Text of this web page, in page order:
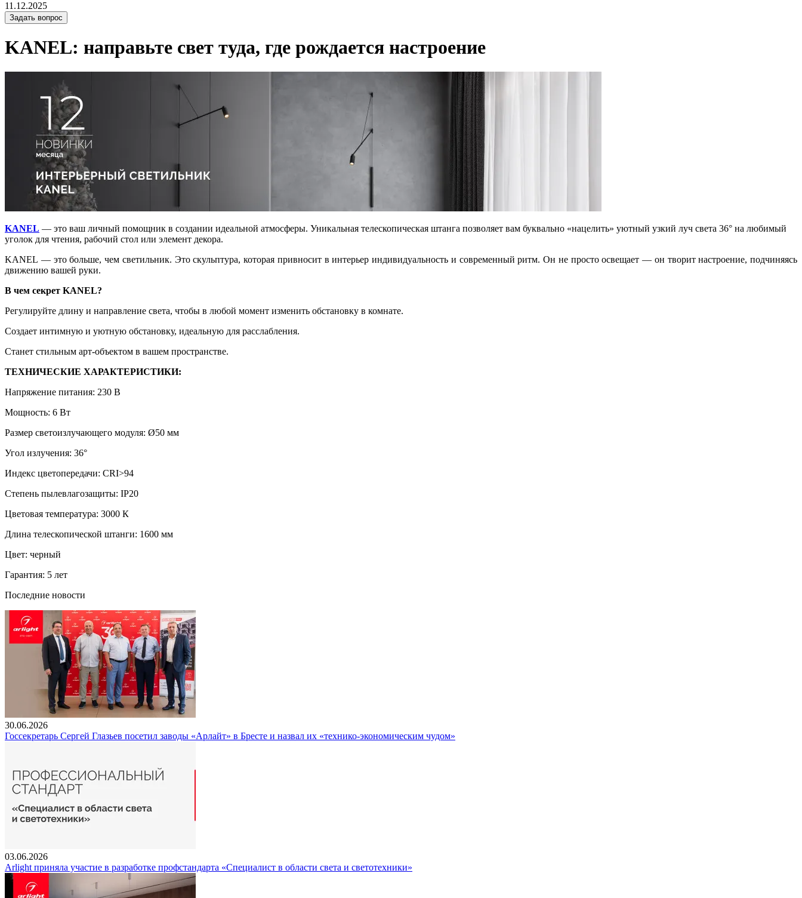
11.12.2025
Задать вопрос
KANEL: направьте свет туда, где рождается настроение
KANEL — это ваш личный помощник в создании идеальной атмосферы. Уникальная телескопическая штанга позволяет вам буквально «нацелить» уютный узкий луч света 36° на любимый
уголок для чтения, рабочий стол или элемент декора.
KANEL — это больше, чем светильник. Это скульптура, которая привносит в интерьер индивидуальность и современный ритм. Он не просто освещает — он творит настроение, подчиняясь
движению вашей руки.
В чем секрет KANEL?
Регулируйте длину и направление света, чтобы в любой момент изменить обстановку в комнате.
Создает интимную и уютную обстановку, идеальную для расслабления.
Станет стильным арт-объектом в вашем пространстве.
ТЕХНИЧЕСКИЕ ХАРАКТЕРИСТИКИ:
Напряжение питания: 230 В
Мощность: 6 Вт
Размер светоизлучающего модуля: Ø50 мм
Угол излучения: 36°
Индекс цветопередачи: CRI>94
Степень пылевлагозащиты: IP20
Цветовая температура: 3000 К
Длина телескопической штанги: 1600 мм
Цвет: черный
Гарантия: 5 лет
Последние новости
30.06.2026
Госсекретарь Сергей Глазьев посетил заводы «Арлайт» в Бресте и назвал их «технико-экономическим чудом»
03.06.2026
Arlight приняла участие в разработке профстандарта «Специалист в области света и светотехники»